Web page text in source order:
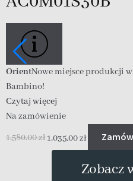
OrientNowe miejsce produkcji
Bambino!
Czytaj więcej
Na zamówienie
1,580.00zł1,035.00zł Zamów
Zobacz